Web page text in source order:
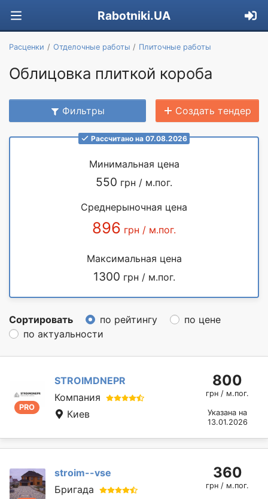
Rabotniki.UA
Расценки Отделочные работы Плиточные работы
Облицовка плиткой короба
Фильтры Создать тендер
Рассчитано на 07.08.2026
Минимальная цена
550 грн / м.пог.
Среднерыночная цена
896 грн / м.пог.
Максимальная цена
1300 грн / м.пог.
Сортировать по рейтингу
по цене
по актуальности
PRO
STROIMDNEPR
Компания
Киев
800
грн / м.пог.
Указана на
13.01.2026
stroim--vse
Бригада
360
грн / м.пог.